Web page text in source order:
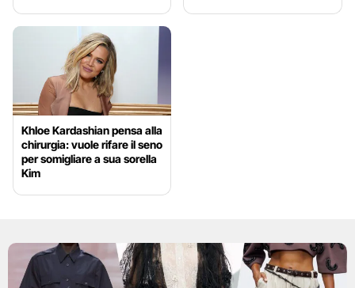
Khloe Kardashian pensa alla
chirurgia: vuole rifare il seno
per somigliare a sua sorella
Kim